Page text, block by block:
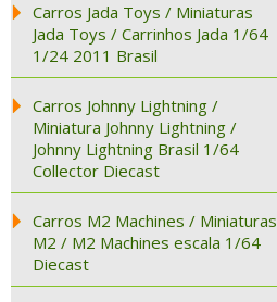
Carros Jada Toys / Miniaturas
Jada Toys / Carrinhos Jada 1/64
1/24 2011 Brasil
Carros Johnny Lightning /
Miniatura Johnny Lightning /
Johnny Lightning Brasil 1/64
Collector Diecast
Carros M2 Machines / Miniaturas
M2 / M2 Machines escala 1/64
Diecast